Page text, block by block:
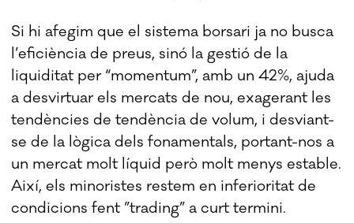
Si hi afegim que el sistema borsari ja no busca
l’eficiència de preus, sinó la gestió de la
liquiditat per “momentum”, amb un 42%, ajuda
a desvirtuar els mercats de nou, exagerant les
tendències de tendència de volum, i desviant-
se de la lògica dels fonamentals, portant-nos a
un mercat molt líquid però molt menys estable.
Així, els minoristes restem en inferioritat de
condicions fent ”trading” a curt termini.